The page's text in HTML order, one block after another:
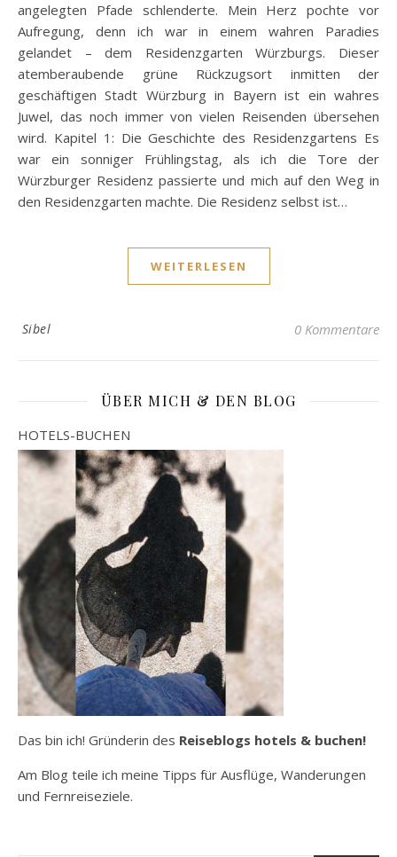
angelegten Pfade schlenderte. Mein Herz pochte vor
Aufregung, denn ich war in einem wahren Paradies
gelandet – dem Residenzgarten Würzburgs. Dieser
atemberaubende grüne Rückzugsort inmitten der
geschäftigen Stadt Würzburg in Bayern ist ein wahres
Juwel, das noch immer von vielen Reisenden übersehen
wird. Kapitel 1: Die Geschichte des Residenzgartens Es
war ein sonniger Frühlingstag, als ich die Tore der
Würzburger Residenz passierte und mich auf den Weg in
den Residenzgarten machte. Die Residenz selbst ist…
WEITERLESEN
Sibel 0 Kommentare
ÜBER MICH & DEN BLOG
HOTELS-BUCHEN
Das bin ich! Gründerin des Reiseblogs hotels & buchen!
Am Blog teile ich meine Tipps für Ausflüge, Wanderungen
und Fernreiseziele.